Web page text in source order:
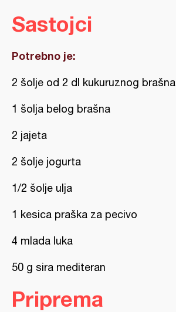
Sastojci
Potrebno je:
2 šolje od 2 dl kukuruznog brašna
1 šolja belog brašna
2 jajeta
2 šolje jogurta
1/2 šolje ulja
1 kesica praška za pecivo
4 mlada luka
50 g sira mediteran
Priprema